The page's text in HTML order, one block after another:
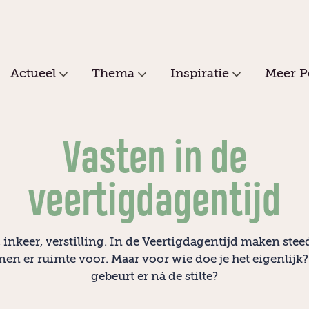
Actueel Thema Inspiratie Meer
Vasten in de
veertigdagentijd
inkeer, verstilling. In de Veertigdagentijd maken
er ruimte voor. Maar voor wie doe je het
gebeurt er ná de stilte?